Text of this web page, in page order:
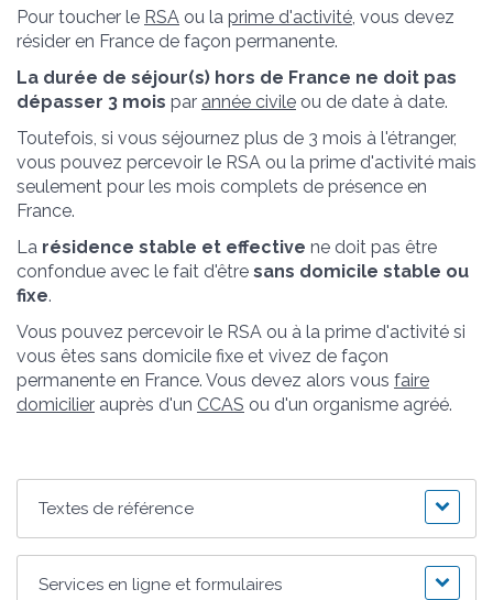
Pour toucher le RSA ou la prime d'activité , vous devez
résider en France de façon permanente.
La durée de séjour(s) hors de France ne doit pas
dépasser 3 mois par année civile ou de date à date.
Toutefois, si vous séjournez plus de 3 mois à l'étranger,
vous pouvez percevoir le RSA ou la prime d'activité mais
seulement pour les mois complets de présence en
France.
La résidence stable et effective ne doit pas être
confondue avec le fait d'être sans domicile stable ou
fixe.
Vous pouvez percevoir le RSA ou à la prime d'activité si
vous êtes sans domicile fixe et vivez de façon
permanente en France. Vous devez alors vous faire
domicilier auprès d'un CCAS ou d'un organisme agréé.
Textes de référence
Services en ligne et formulaires